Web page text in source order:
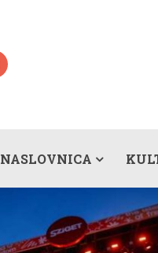
NASLOVNICA